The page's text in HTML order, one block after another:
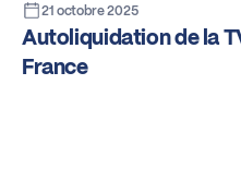
21 octobre 2025
Autoliquidation de la
France